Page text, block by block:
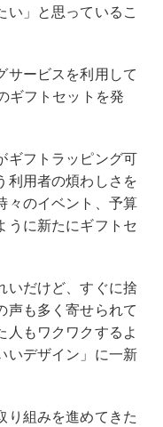
い」と思っているこ
サービスを利用して
ギフトセットを発
ギフトラッピング可
利用者の煩わしさを
々のイベント、予算
うに新たにギフトセ
いだけど、すぐに捨
声も多く寄せられて
人もワクワクするよ
いデザイン」に一新
り組みを進めてきた